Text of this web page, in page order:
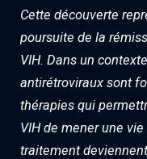
Cette découverte
poursuite de la
VIH. Dans un
antirétroviraux sont
thérapies qui
VIH de mener une
traitement